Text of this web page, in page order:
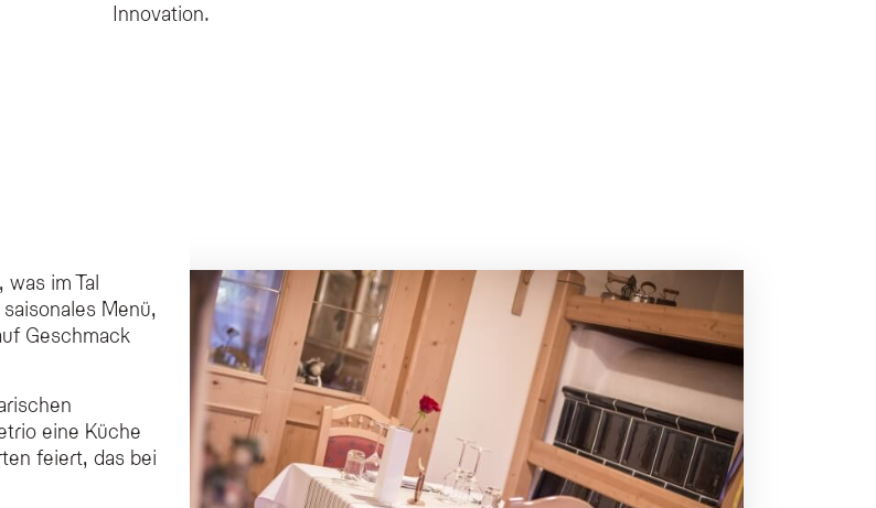
Innovation.
im Tal
Menü,
Geschmack
eine Küche
feiert, das bei